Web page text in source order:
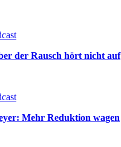
der Rausch hört nicht auf
Mehr Reduktion wagen